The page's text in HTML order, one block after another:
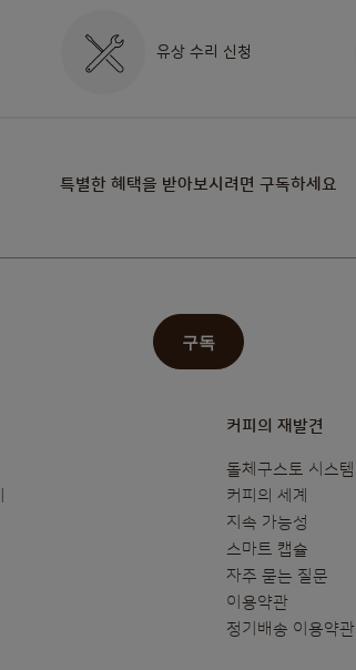
유상 수리 신청
특별한 혜택을 받아보시려면 구독하세요
구독
커피의 재발견
돌체구스토 시스템
커피의 세계
지속 가능성
스마트 캡슐
자주 묻는 질문
이용약관
정기배송 이용약관